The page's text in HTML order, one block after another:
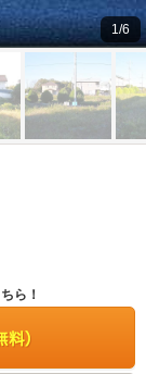
1/6
ら！